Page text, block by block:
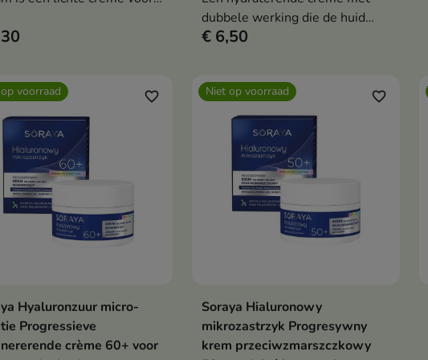
hydrateert, het
versterkt.
dubbele werking die de huid
intensief hydrateert, verzacht en
huid versterkt.
€ 6,50
voorraad
Bekijk details
favorite_border
Hyaluronzuur micro-
Progressieve
crème 60+ voor
Niet op voorraad
Bekijk details
favorite_border
Soraya Hialuronowy
mikrozastrzyk Progresywny
krem przeciwzmarszczkowy